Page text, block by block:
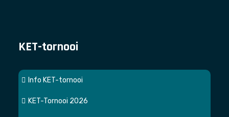
KET-tornooi
Info KET-tornooi
KET-Tornooi 2026